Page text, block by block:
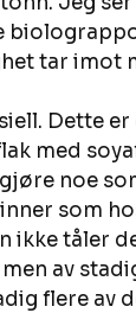
tar imot
Dette
med
noe
som
ikke tåler
av
flere av